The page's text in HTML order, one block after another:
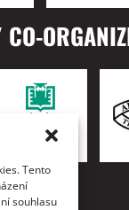
Tento
souhlasu